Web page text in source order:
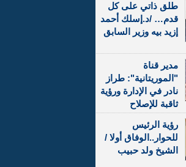
طلق ذاتي على كل
قدم… /د.إسلك أحمد
إزيد بيه وزير السابق
مدير قناة
"الموريتانية": طراز
نادر في الإدارة ورؤية
ثاقبة للإصلاح
رؤية الرئيس
للحوار..الوفاق أولا /
الشيخ ولد حبيب